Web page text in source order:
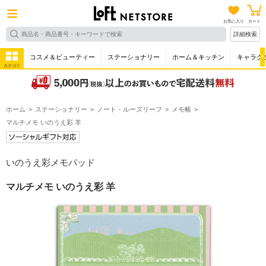
お気に入り カート
詳細検索
カテゴリ
コスメ＆ビューティー ステーショナリー ホーム＆キッチン キャラク
ホーム ステーショナリー ノート・ルーズリーフ
メモ帳
マルチメモ いのうえ彩 羊
いのうえ彩メモパッド
マルチメモ いのうえ彩 羊